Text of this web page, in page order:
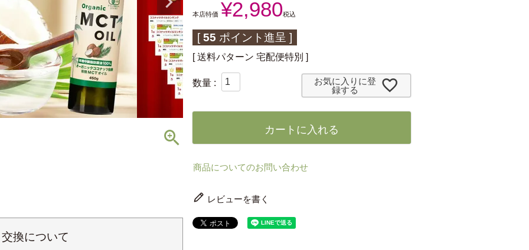
換について
本店特価 ¥2,980税込
[ 55 ポイント進呈 ]
送料パターン 宅配便特別
お気に入りに登
録する
カートに入れる
商品についてのお問い合わせ
レビューを書く